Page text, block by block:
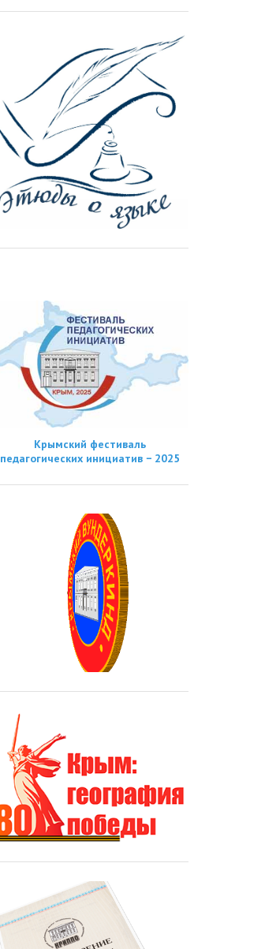
Крымский фестиваль
педагогических инициатив − 2025